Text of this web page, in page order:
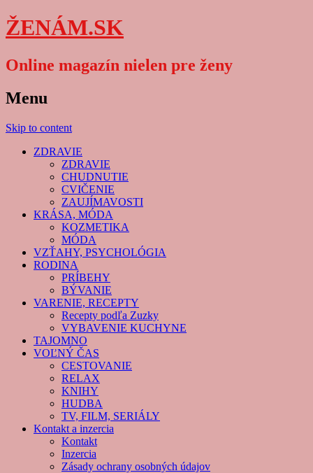
ŽENÁM.SK
Online magazín nielen pre ženy
Menu
Skip to content
ZDRAVIE
ZDRAVIE
CHUDNUTIE
CVIČENIE
ZAUJÍMAVOSTI
KRÁSA, MÓDA
KOZMETIKA
MÓDA
VZŤAHY, PSYCHOLÓGIA
RODINA
PRÍBEHY
BÝVANIE
VARENIE, RECEPTY
Recepty podľa Zuzky
VYBAVENIE KUCHYNE
TAJOMNO
VOĽNÝ ČAS
CESTOVANIE
RELAX
KNIHY
HUDBA
TV, FILM, SERIÁLY
Kontakt a inzercia
Kontakt
Inzercia
Zásady ochrany osobných údajov